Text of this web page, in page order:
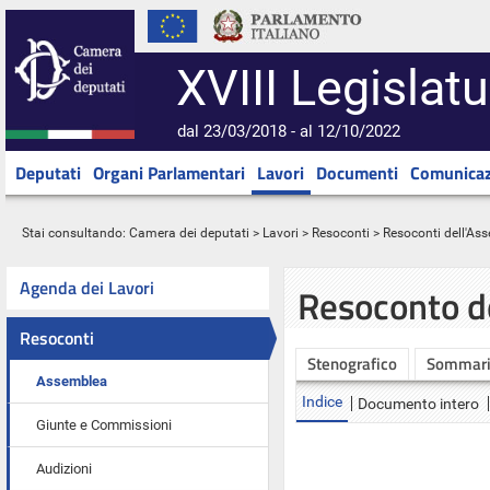
XVIII
dal 23/03/2018 - al 12/10/2022
Deputati Organi Parlamentari Lavori Documenti
Stai consultando: Camera dei deputati > Lavori > Resoconti > Resoconti
Agenda dei Lavori
Resoconti
Assemblea
Giunte e Commissioni
Audizioni
Resoconto
Stenografico
Indice Documento intero